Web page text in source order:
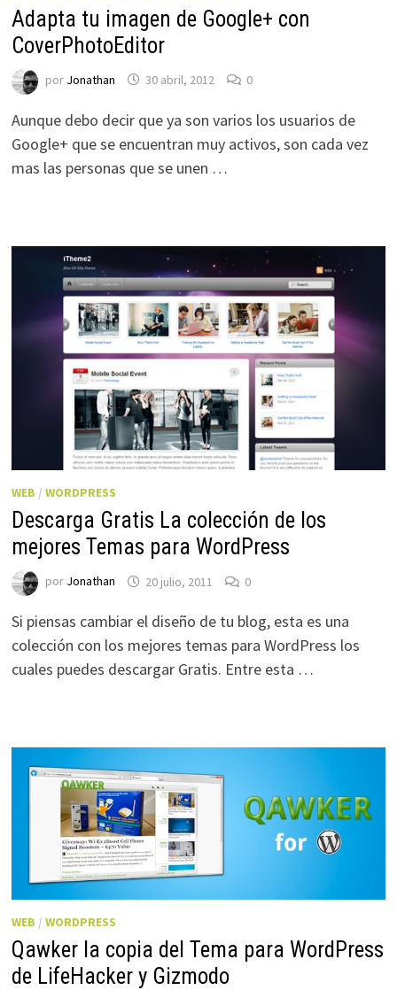
Adapta tu imagen de Google+ con
CoverPhotoEditor
por Jonathan 30 abril, 2012 0
Aunque debo decir que ya son varios los usuarios de
Google+ que se encuentran muy activos, son cada vez
mas las personas que se unen …
WEB / WORDPRESS
Descarga Gratis La colección de los
mejores Temas para WordPress
por Jonathan 20 julio, 2011 0
Si piensas cambiar el diseño de tu blog, esta es una
colección con los mejores temas para WordPress los
cuales puedes descargar Gratis. Entre esta …
WEB / WORDPRESS
Qawker la copia del Tema para WordPress
de LifeHacker y Gizmodo